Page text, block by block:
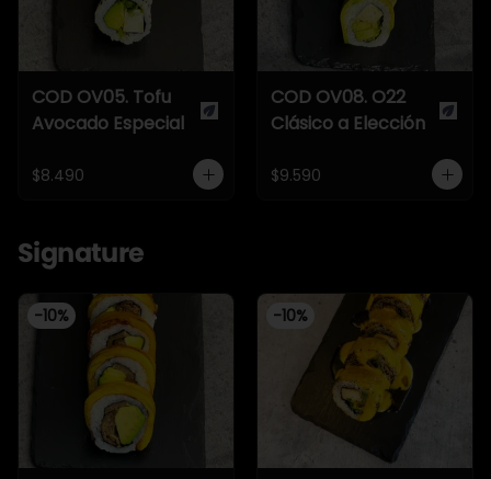
COD OV05. Tofu
Avocado Especial
$8.490
COD OV08. O22
Clásico a Elección
$9.590
Signature
-10% -10%